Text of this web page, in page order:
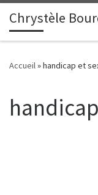
Passer au contenu
Chrystèle
Accueil»handicap et